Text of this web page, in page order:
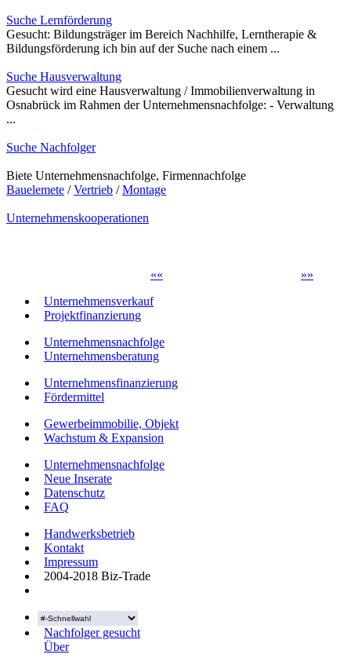
Suche Lernförderung
Gesucht: Bildungsträger im Bereich Nachhilfe, Lerntherapie &
Bildungsförderung ich bin auf der Suche nach einem ...
Suche Hausverwaltung
Gesucht wird eine Hausverwaltung / Immobilienverwaltung in
Osnabrück im Rahmen der Unternehmensnachfolge: - Verwaltung
...
Suche Nachfolger
Biete Unternehmensnachfolge, Firmennachfolge
Bauelemete /Vertrieb /Montage
Unternehmenskooperationen
»»
««
Unternehmensverkauf
Projektfinanzierung
Unternehmensnachfolge
Unternehmensberatung
Unternehmensfinanzierung
Fördermittel
Gewerbeimmobilie, Objekt
Wachstum & Expansion
Unternehmensnachfolge
Neue Inserate
Datenschutz
FAQ
Handwerksbetrieb
Kontakt
Impressum
2004-2018 Biz-Trade
Nachfolger gesucht
Über